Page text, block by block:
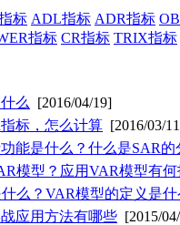
标 ADL指标 ADR指标
指标 CR指标 TRIX指标
么
[2016/04/19]
标，怎么计算 [2016/03/
能是什么？什么是SAR的
模型？应用VAR模型有何
么？VAR模型的定义是什
应用方法有哪些 [2015/